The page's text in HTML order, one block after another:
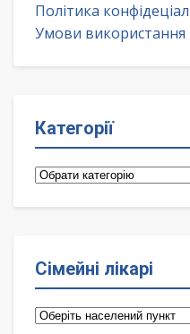
Політика
Умови використання
Категорії
Категорії
Сімейні лікарі
Сімейні